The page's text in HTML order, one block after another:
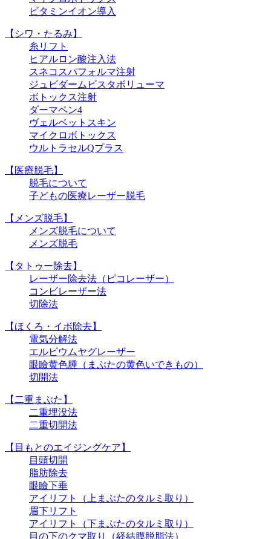
ビタミンイオン導入
【シワ・たるみ】
糸リフト
ヒアルロン酸注入法
スネコスパフォルマ注射
ジュビダームビスタボリューマ
ボトックス注射
ダーマペン4
ヴェルベットスキン
マイクロボトックス
ウルトラセルQプラス
【医療脱毛】
脱毛について
子どもの医療レーザー脱毛
【メンズ脱毛】
メンズ脱毛について
メンズ脱毛
【タトゥー除去】
レーザー除去法（ピコレーザー）
コンビレーザー法
切除法
【ほくろ・イボ除去】
電気分解法
エルビウムヤグレーザー
眼瞼黄色腫（まぶたの黄色いできもの）
切開法
【二重まぶた】
二重埋没法
二重切開法
【目もとのエイジングケア】
目頭切開
脂肪除去
眼瞼下垂
アイリフト（上まぶたのタルミ取り）
眉下リフト
アイリフト（下まぶたのタルミ取り）
目の下のクマ取り（経結膜脱脂法）